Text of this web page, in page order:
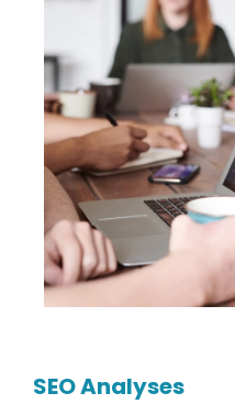
SEO Analyses